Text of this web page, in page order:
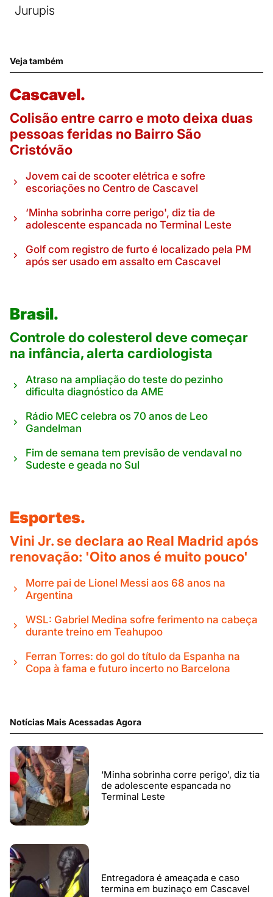
Jurupis
Veja também
Cascavel.
Colisão entre carro e moto deixa duas
pessoas feridas no Bairro São
Cristóvão
Jovem cai de scooter elétrica e sofre
escoriações no Centro de Cascavel
‘Minha sobrinha corre perigo', diz tia de
adolescente espancada no Terminal Leste
Golf com registro de furto é localizado pela PM
após ser usado em assalto em Cascavel
Brasil.
Controle do colesterol deve começar
na infância, alerta cardiologista
Atraso na ampliação do teste do pezinho
dificulta diagnóstico da AME
Rádio MEC celebra os 70 anos de Leo
Gandelman
Fim de semana tem previsão de vendaval no
Sudeste e geada no Sul
Esportes.
Vini Jr. se declara ao Real Madrid após
renovação: 'Oito anos é muito pouco'
Morre pai de Lionel Messi aos 68 anos na
Argentina
WSL: Gabriel Medina sofre ferimento na cabeça
durante treino em Teahupoo
Ferran Torres: do gol do título da Espanha na
Copa à fama e futuro incerto no Barcelona
Notícias Mais Acessadas Agora
‘Minha sobrinha corre perigo', diz tia
de adolescente espancada no
Terminal Leste
Entregadora é ameaçada e caso
termina em buzinaço em Cascavel